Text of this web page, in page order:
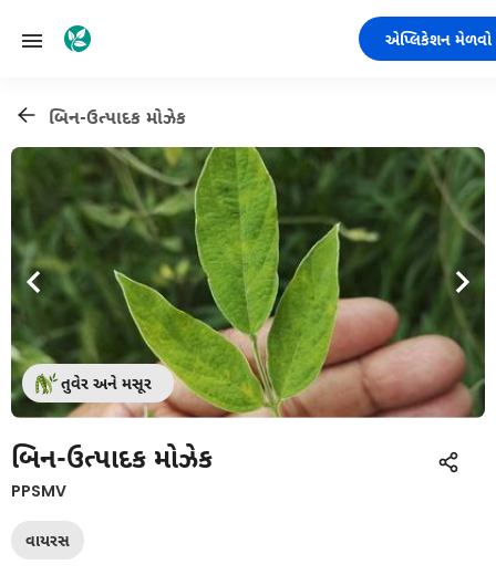
એપ્લિકેશન મેળવો
બિન-ઉત્પાદક મોઝેક
તુવેર અને મસૂર
બિન-ઉત્પાદક મોઝેક
PPSMV
વાયરસ